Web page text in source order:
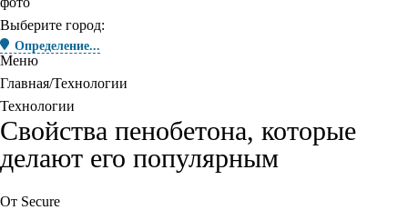
Выберите город:
Определение...
Меню
Главная Технологии
Технологии
Свойства пенобетона, которые
делают его популярным
От Secure